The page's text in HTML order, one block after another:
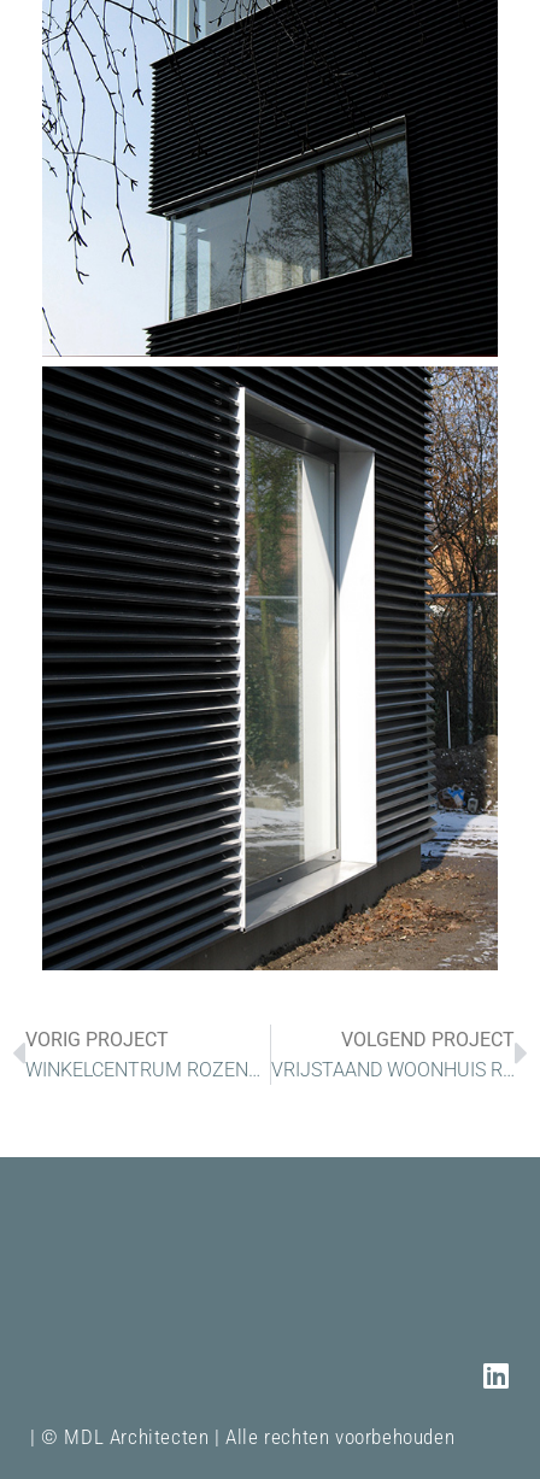
VORIG PROJECT
WINKELCENTRUM ROZENBURG
VOLGEND PROJECT
VRIJSTAAND WOONHUIS ROTTERDAM
| © MDL Architecten | Alle rechten voorbehouden